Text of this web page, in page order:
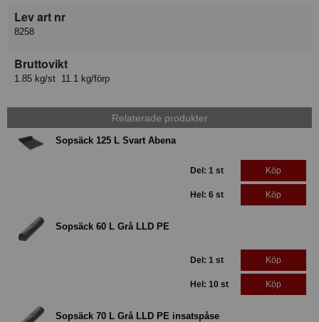
Lev art nr
8258
Bruttovikt
1.85 kg/st 11.1 kg/förp
Relaterade produkter
Sopsäck 125 L Svart Abena
Del: 1 st Köp
Hel: 6 st Köp
Sopsäck 60 L Grå LLD PE
Del: 1 st Köp
Hel: 10 st Köp
Sopsäck 70 L Grå LLD PE insatspåse